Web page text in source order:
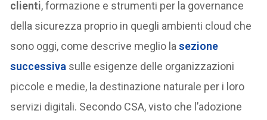
clienti, formazione e strumenti per la governance
della sicurezza proprio in quegli ambienti cloud che
sono oggi, come descrive meglio lasezione
successiva sulle esigenze delle organizzazioni
piccole e medie, la destinazione naturale per i loro
servizi digitali. Secondo CSA, visto che l’adozione